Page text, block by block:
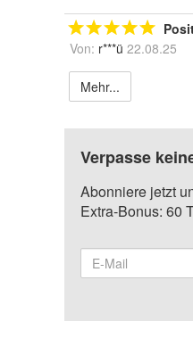
Von: r***ü 22.08.25
Mehr...
Verpasse
Abonniere jetzt
Extra-Bonus: 60